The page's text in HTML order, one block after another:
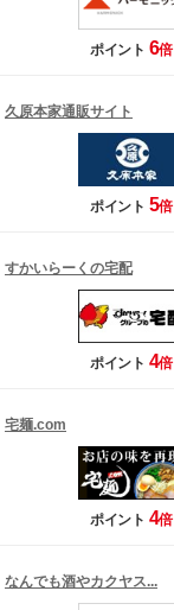
ポイント 6倍
久原本家通販サイト
ポイント 5倍
すかいらーくの宅配
ポイント 4倍
宅麺.com
ポイント 4倍
なんでも酒やカクヤス...